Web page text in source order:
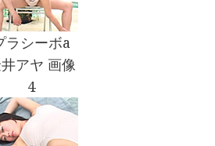
ラシーボa
アヤ 画像
4